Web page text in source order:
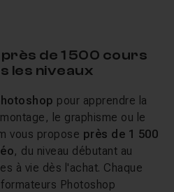
de 1 500 cours
les niveaux
pour apprendre la
le graphisme ou le
vous propose près de 1 500
, du niveau débutant au
à vie dès l'achat. Chaque
Photoshop